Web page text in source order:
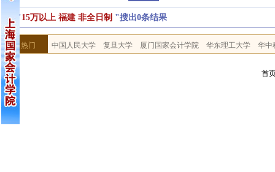
按"15万以上 福建 非全日制 "搜出0条结果
热门 中国人民大学 复旦大学 厦门国家会计学院 华东理工大学 华中
首